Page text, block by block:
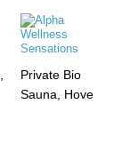
Private Bio
Sauna, Hove